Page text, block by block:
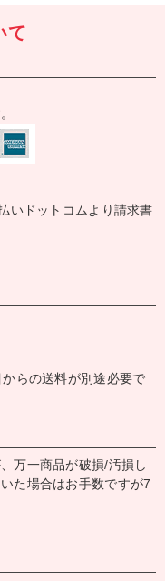
て
いドットコムより請求書
らの送料が別途必要で
万一商品が破損/汚損し
た場合はお手数ですが7